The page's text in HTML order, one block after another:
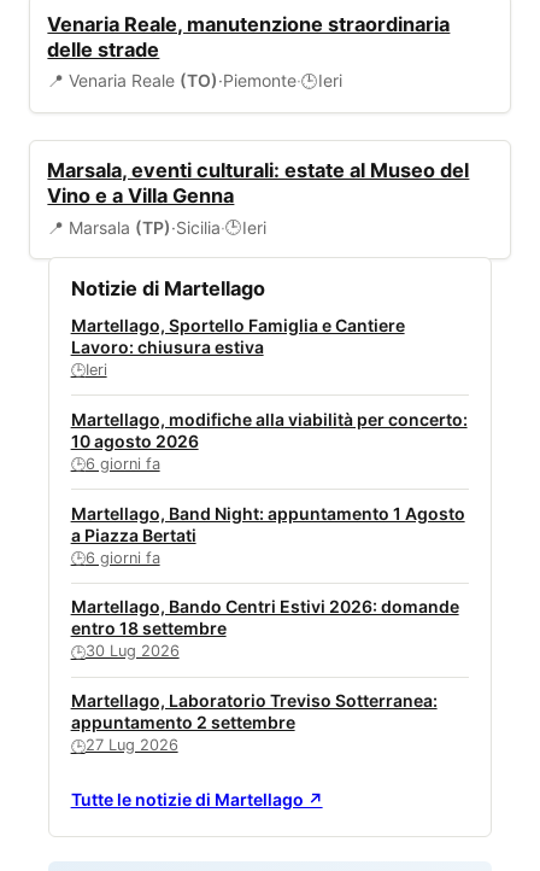
Venaria Reale, manutenzione straordinaria
delle strade
📍 Venaria Reale (TO)·Piemonte·🕒Ieri
Marsala, eventi culturali: estate al Museo del
Vino e a Villa Genna
📍 Marsala (TP)·Sicilia·🕒Ieri
Notizie di Martellago
Martellago, Sportello Famiglia e Cantiere
Lavoro: chiusura estiva
🕒Ieri
Martellago, modifiche alla viabilità per concerto:
10 agosto 2026
🕒6 giorni fa
Martellago, Band Night: appuntamento 1 Agosto
a Piazza Bertati
🕒6 giorni fa
Martellago, Bando Centri Estivi 2026: domande
entro 18 settembre
🕒30 Lug 2026
Martellago, Laboratorio Treviso Sotterranea:
appuntamento 2 settembre
🕒27 Lug 2026
Tutte le notizie di Martellago ↗